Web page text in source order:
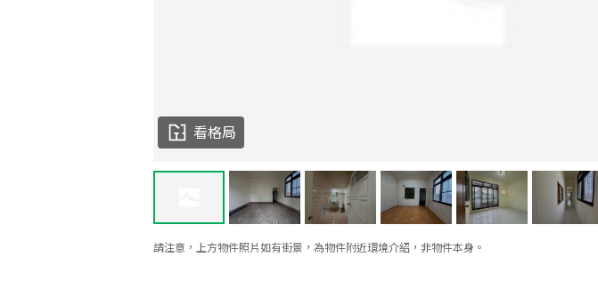
請注意，上方物件照片如有街景，為物件附近環境介紹，非物件本身。
看格局